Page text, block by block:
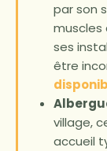
par son
muscles
ses
être
village,
accueil